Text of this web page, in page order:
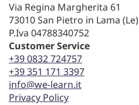
Via Regina Margherita 61
73010 San Pietro in Lama (Le)
P.Iva 04788340752
Customer Service
+39 0832 724757
+39 351 171 3397
info@we-learn.it
Privacy Policy